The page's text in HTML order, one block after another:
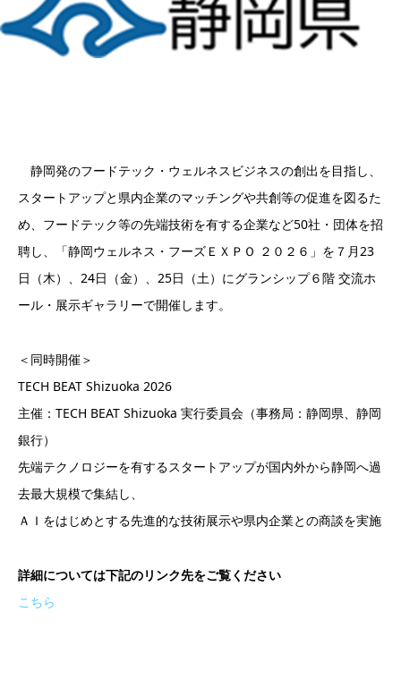
静岡発のフードテック・ウェルネスビジネスの創出を目指し、
スタートアップと県内企業のマッチングや共創等の促進を図るた
め、フードテック等の先端技術を有する企業など50社・団体を招
聘し、「静岡ウェルネス・フーズＥＸＰＯ ２０２６」を７月23
日（木）、24日（金）、25日（土）にグランシップ６階 交流ホ
ール・展示ギャラリーで開催します。
＜同時開催＞
TECH BEAT Shizuoka 2026
主催：TECH BEAT Shizuoka 実行委員会（事務局：静岡県、静岡
銀行）
先端テクノロジーを有するスタートアップが国内外から静岡へ過
去最大規模で集結し、
ＡＩをはじめとする先進的な技術展示や県内企業との商談を実施
詳細については下記のリンク先をご覧ください
こちら